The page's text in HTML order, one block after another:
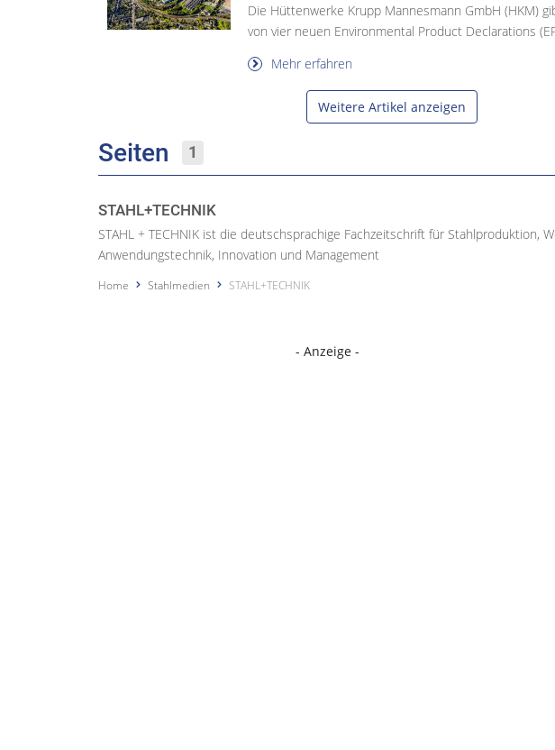
Die Hüttenwerke Krupp Mannesmann GmbH (HKM)
von vier neuen Environmental Product Declarations
Mehr erfahren
Weitere Artikel anzeigen
Seiten 1
STAHL+TECHNIK
STAHL + TECHNIK ist die deutschsprachige Fachzeitschrift für Stahlproduktion,
Anwendungstechnik, Innovation und Management
Home Stahlmedien STAHL+TECHNIK
- Anzeige -